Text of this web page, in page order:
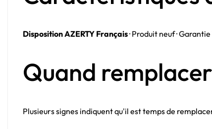
Disposition AZERTY Français· Produit neuf ·
Quand
Plusieurs signes indiquent qu'il est temps de